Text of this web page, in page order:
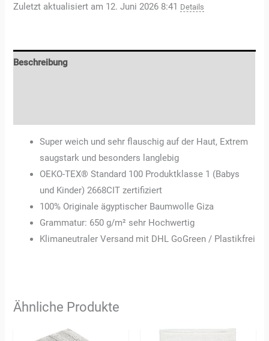
Zuletzt aktualisiert am 12. Juni 2026 8:41 Details
Beschreibung
Super weich und sehr flauschig auf der Haut, Extrem
saugstark und besonders langlebig
OEKO-TEX® Standard 100 Produktklasse 1 (Babys
und Kinder) 2668CIT zertifiziert
100% Originale ägyptischer Baumwolle Giza
Grammatur: 650 g/m² sehr Hochwertig
Klimaneutraler Versand mit DHL GoGreen / Plastikfrei
Ähnliche Produkte